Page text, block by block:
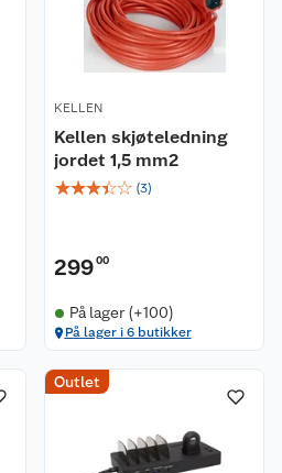
KELLEN
Kellen skjøteledning
jordet 1,5 mm2
☆☆☆☆☆ (3)
29900
På lager (+100)
På lager i 6 butikker
Outlet